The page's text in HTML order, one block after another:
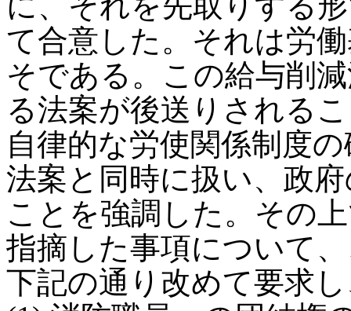
て合意した。それは労
そである。この給与削
る法案が後送りされる
自律的な労使関係制度
法案と同時に扱い、政
ことを強調した。その
指摘した事項について
下記の通り改めて要求